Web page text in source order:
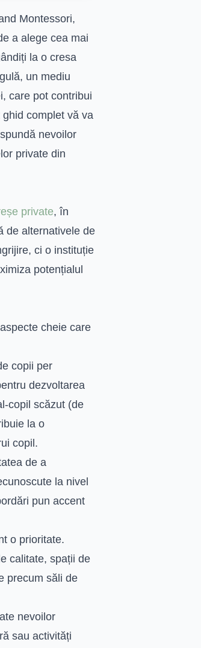
Montessori,
a alege cea mai
la o cresa
un mediu
care pot contribui
complet vă va
nevoilor
private din
private, în
de alternativele de
ci o instituție
potențialul
cheie care
copii per
dezvoltarea
copil scăzut (de
la o
copil.
de a
la nivel
pun accent
o prioritate.
calitate, spații de
precum săli de
nevoilor
sau activități